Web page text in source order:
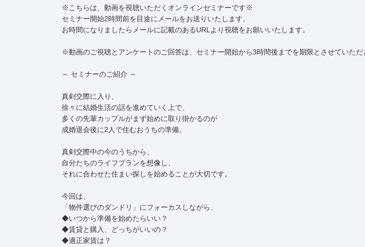
※こちらは、動画を視聴いただくオンラインセミナーです※
セミナー開始2時間前を目途にメールをお送りいたします。
お時間になりましたらメールに記載のあるURLより視聴をお願いいたします。
※動画のご視聴とアンケートのご回答は、セミナー開始から3時間後までを期限とさせていただ
～ セミナーのご紹介 ～
真剣交際に入り、
徐々に結婚生活の話を進めていく上で、
多くの先輩カップルがまず始めに取り掛かるのが
成婚退会後に2人で住むおうちの準備。
真剣交際中の今のうちから、
自分たちのライフプランを想像し、
それに合わせた住まい探しを始めることが大切です。
今回は、
「物件選びのダンドリ」にフォーカスしながら、
◆いつから準備を始めたらいい？
◆賃貸と購入、どっちがいいの？
◆適正家賃は？